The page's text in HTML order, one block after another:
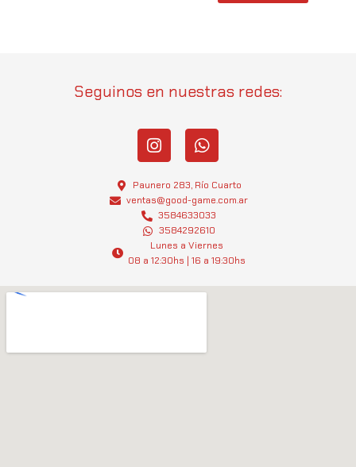
Seguinos en nuestras redes:
I
n
t
a
g
r
a
m
W
h
t
s
a
p
p
Paunero 283, Río Cuarto
ventas@good-game.com.ar
3584633033
3584292610
Lunes a Viernes
08 a 12:30hs | 16 a 19:30hs